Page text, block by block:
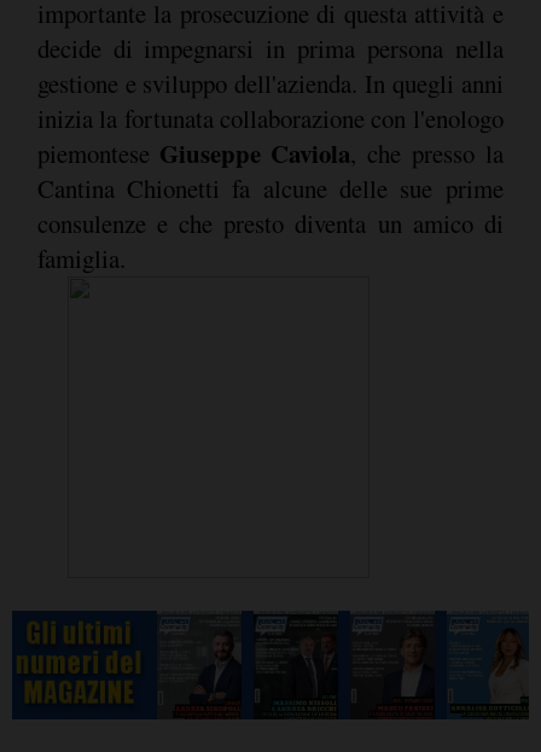
importante la prosecuzione di questa attività e
decide di impegnarsi in prima persona nella
gestione e sviluppo dell'azienda. In quegli anni
inizia la fortunata collaborazione con l'enologo
piemontese Giuseppe Caviola, che presso la
Cantina Chionetti fa alcune delle sue prime
consulenze e che presto diventa un amico di
famiglia.